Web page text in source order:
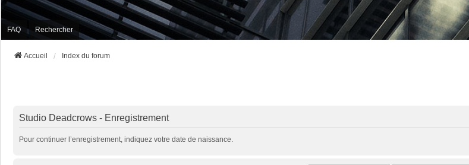
FAQ Rechercher
Accueil Index du forum
Studio Deadcrows - Enregistrement
Pour continuer l’enregistrement, indiquez votre date de naissance.